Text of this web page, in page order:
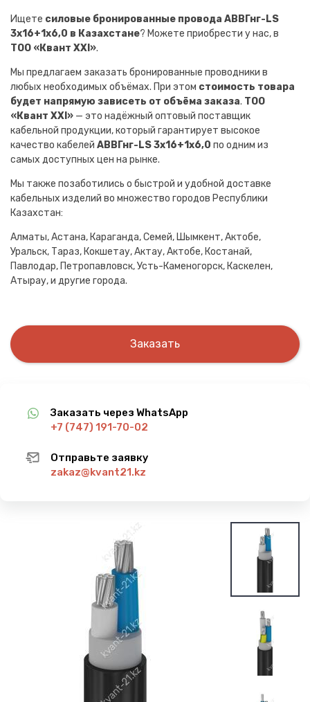
Ищете силовые бронированные провода АВВГнг-LS
3х16+1х6,0 в Казахстане? Можете приобрести у нас, в
ТОО «Квант XXI».
Мы предлагаем заказать бронированные проводники в
любых необходимых объёмах. При этом стоимость товара
будет напрямую зависеть от объёма заказа. ТОО
«Квант XXI» — это надёжный оптовый поставщик
кабельной продукции, который гарантирует высокое
качество кабелей АВВГнг-LS 3х16+1х6,0 по одним из
самых доступных цен на рынке.
Мы также позаботились о быстрой и удобной доставке
кабельных изделий во множество городов Республики
Казахстан:
Алматы, Астана, Караганда, Семей, Шымкент, Актобе,
Уральск, Тараз, Кокшетау, Актау, Актобе, Костанай,
Павлодар, Петропавловск, Усть-Каменогорск, Каскелен,
Атырау, и другие города.
Заказать
Заказать через WhatsApp
+7 (747) 191-70-02
Отправьте заявку
zakaz@kvant21.kz